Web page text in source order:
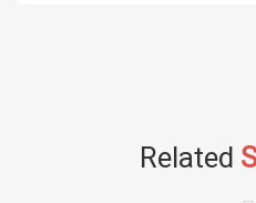
Related